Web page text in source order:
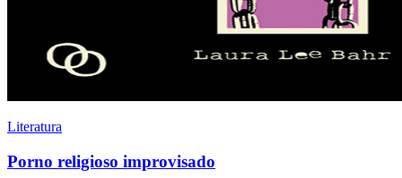
Literatura
Porno religioso improvisado